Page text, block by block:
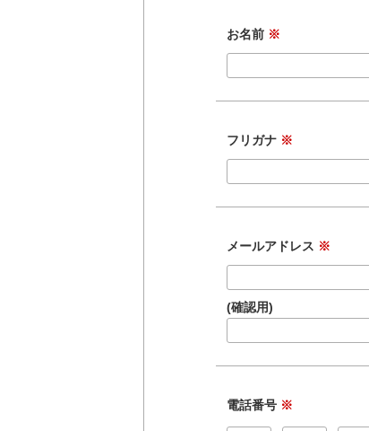
お名前 ※
フリガナ ※
メールアドレス ※
(確認用)
電話番号 ※